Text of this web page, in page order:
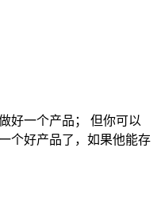
好一个产品； 但你可以
个好产品了，如果他能存